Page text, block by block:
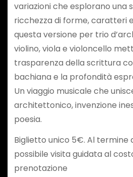
variazioni che esplorano una
ricchezza di forme, caratteri
questa versione per trio
violino, viola e violoncello
trasparenza della scrittura
bachiana e la profondità
Un viaggio musicale che
architettonico, invenzione
poesia.
Biglietto unico 5€. Al termine
possibile visita guidata al
prenotazione